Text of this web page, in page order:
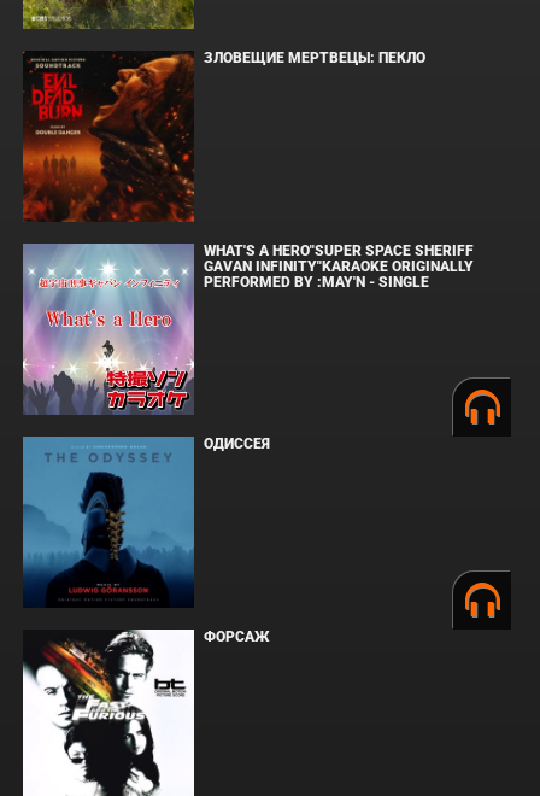
ЗЛОВЕЩИЕ МЕРТВЕЦЫ: ПЕКЛО
WHAT'S A HERO"SUPER SPACE SHERIFF
GAVAN INFINITY"KARAOKE ORIGINALLY
PERFORMED BY :MAY'N - SINGLE
ОДИССЕЯ
ФОРСАЖ